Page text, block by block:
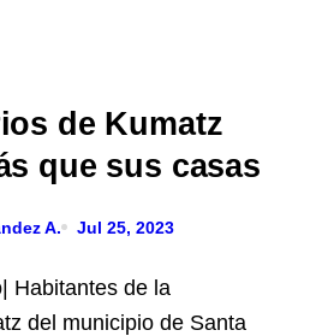
de Kumatz
que sus casas
A.
Jul 25, 2023
del municipio de Santa